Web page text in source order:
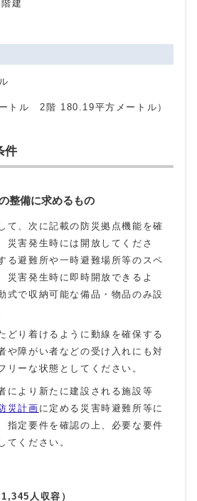
建
トル 2階 180.19平方メートル）
件
整備に求めるもの
て、次に記載の防災拠点機能を確
災害発生時には開放してくださ
る避難所や一時避難場所等のスペ
災害発生時に即時開放できるよ
式で収納可能な備品・物品のみ設
どり着けるように動線を確保する
や障がい者などの受け入れにも対
リーな状態としてください。
により新たに建設される施設等
災計画 に定める災害時避難所等に
指定要件を確認の上、必要な要件
てください。
人収容）